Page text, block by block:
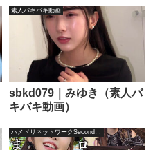
素人バキバキ動画
sbkd079｜みゆき（素人バ
キバキ動画）